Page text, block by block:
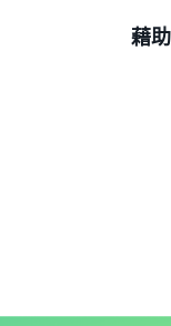
些
AI
使
藉